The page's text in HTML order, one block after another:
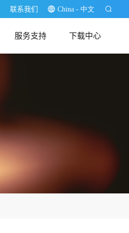
联系我们 China - 中文
服务支持 下载中心